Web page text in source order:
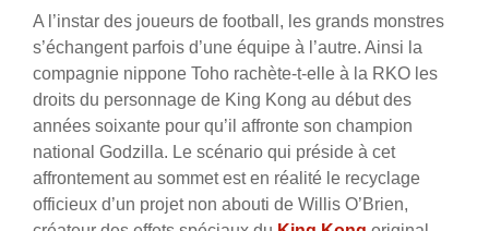
A l’instar des joueurs de football, les grands monstres
s’échangent parfois d’une équipe à l’autre. Ainsi la
compagnie nippone Toho rachète-t-elle à la RKO les
droits du personnage de King Kong au début des
années soixante pour qu’il affronte son champion
national Godzilla. Le scénario qui préside à cet
affrontement au sommet est en réalité le recyclage
officieux d’un projet non abouti de Willis O’Brien,